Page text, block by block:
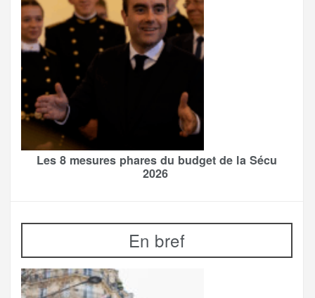
Les 8 mesures phares du budget de la Sécu
2026
En bref